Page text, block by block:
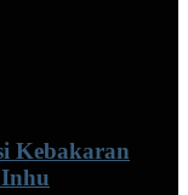
Kebakaran